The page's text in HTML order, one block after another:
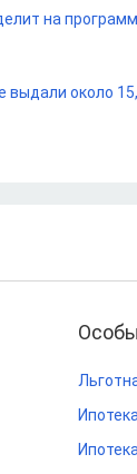
на
выдали около